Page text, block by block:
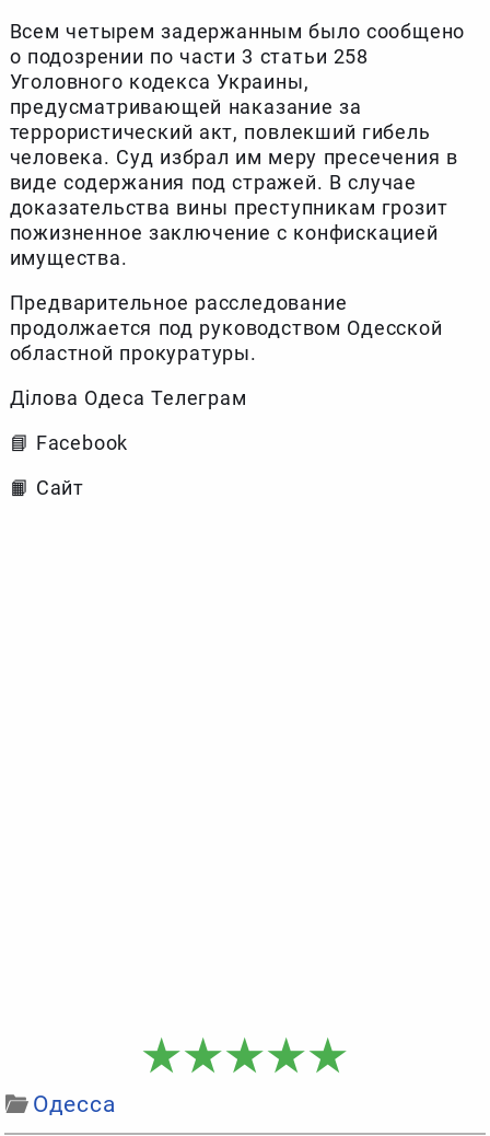
Всем четырем задержанным было сообщено
о подозрении по части 3 статьи 258
Уголовного кодекса Украины,
предусматривающей наказание за
террористический акт, повлекший гибель
человека. Суд избрал им меру пресечения в
виде содержания под стражей. В случае
доказательства вины преступникам грозит
пожизненное заключение с конфискацией
имущества.
Предварительное расследование
продолжается под руководством Одесской
областной прокуратуры.
Ділова Одеса Телеграм
📘 Facebook
📙 Сайт
Одесса